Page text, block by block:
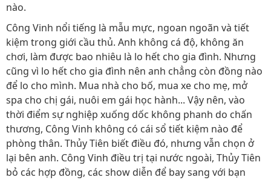
nào.
Công Vinh nổi tiếng là mẫu mực, ngoan ngoãn và tiết
kiệm trong giới cầu thủ. Anh không cá độ, không ăn
chơi, làm được bao nhiêu là lo hết cho gia đình. Nhưng
cũng vì lo hết cho gia đình nên anh chẳng còn đồng nào
để lo cho mình. Mua nhà cho bố, mua xe cho mẹ, mở
spa cho chị gái, nuôi em gái học hành... Vậy nên, vào
thời điểm sự nghiệp xuống dốc không phanh do chấn
thương, Công Vinh không có cái sổ tiết kiệm nào để
phòng thân. Thủy Tiên biết điều đó, nhưng vẫn chọn ở
lại bên anh. Công Vinh điều trị tại nước ngoài, Thủy Tiên
bỏ các hợp đồng, các show diễn để bay sang với bạn